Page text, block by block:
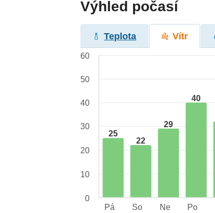
Výhled počasí
Teplota Vítr
25
22
29
40
60
50
40
30
20
10
0
Pá
So Ne Po